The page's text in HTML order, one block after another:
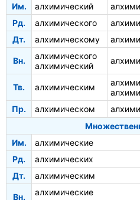
Им.
алхимический
Рд.
алхимического
Дт.
алхимическому
Вн.
алхимического
алхимический
Тв. алхимическим
Пр. алхимическом
Им.
алхимические
Рд.
алхимических
Дт.
алхимическим
Вн.
алхимические